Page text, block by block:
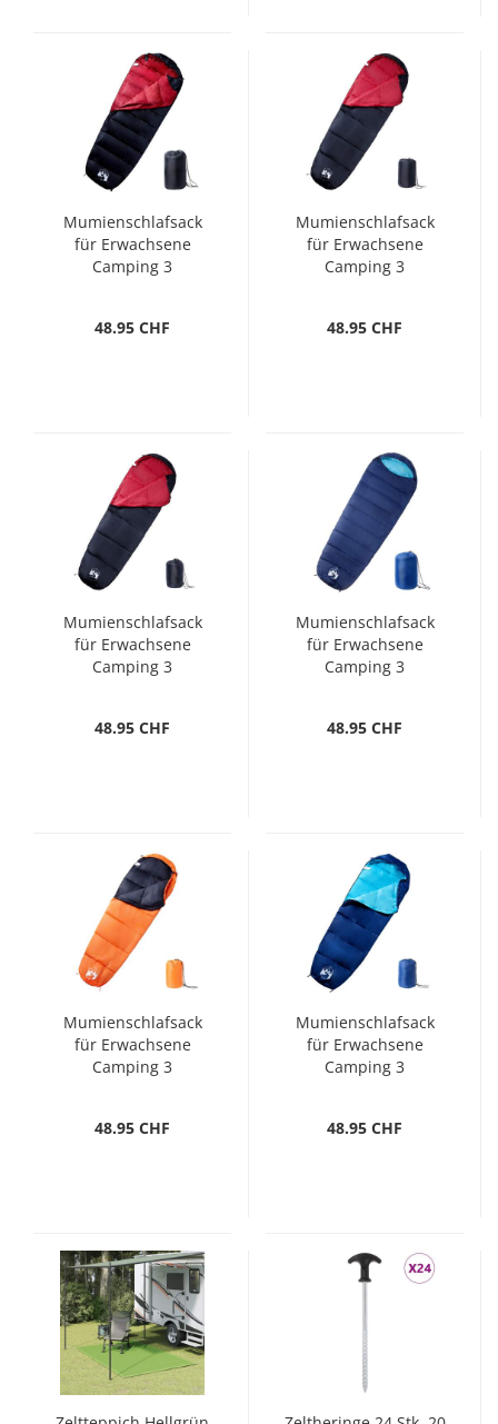
Mumienschlafsack
für Erwachsene
Camping 3
48.95 CHF
Mumienschlafsack
für Erwachsene
Camping 3
48.95 CHF
Mumienschlafsack
für Erwachsene
Camping 3
48.95 CHF
Mumienschlafsack
für Erwachsene
Camping 3
48.95 CHF
Mumienschlafsack
für Erwachsene
Camping 3
48.95 CHF
Mumienschlafsack
für Erwachsene
Camping 3
48.95 CHF